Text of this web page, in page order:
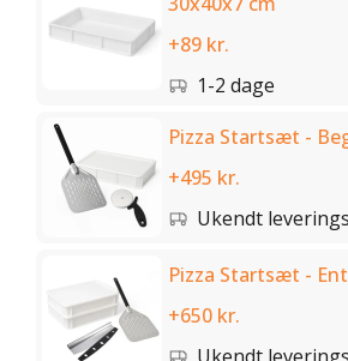
+89 kr.
1-2 dage
Pizza Startsæt -
+495 kr.
Ukendt
Pizza Startsæt -
+650 kr.